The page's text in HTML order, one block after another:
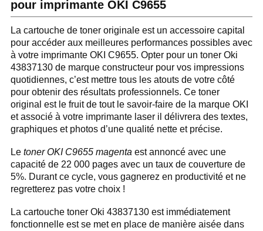
pour imprimante OKI C9655
La cartouche de toner originale est un accessoire capital
pour accéder aux meilleures performances possibles avec
à votre imprimante OKI C9655. Opter pour un toner Oki
43837130 de marque constructeur pour vos impressions
quotidiennes, c’est mettre tous les atouts de votre côté
pour obtenir des résultats professionnels. Ce toner
original est le fruit de tout le savoir-faire de la marque OKI
et associé à votre imprimante laser il délivrera des textes,
graphiques et photos d’une qualité nette et précise.
Le toner OKI C9655 magenta est annoncé avec une
capacité de 22 000 pages avec un taux de couverture de
5%. Durant ce cycle, vous gagnerez en productivité et ne
regretterez pas votre choix !
La cartouche toner Oki 43837130 est immédiatement
fonctionnelle est se met en place de manière aisée dans